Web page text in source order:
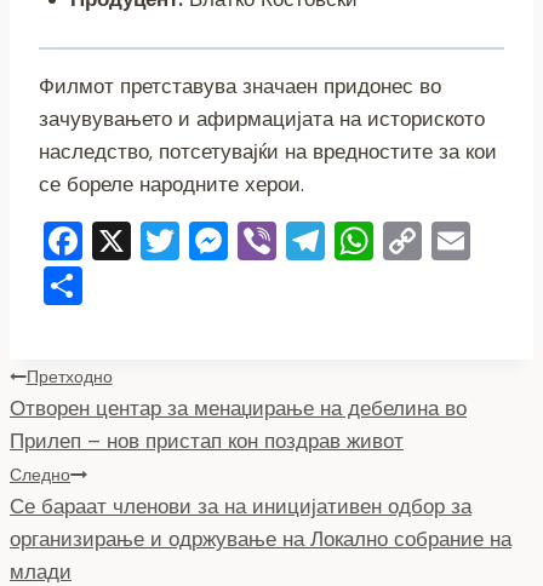
Филмот претставува значаен придонес во
зачувувањето и афирмацијата на историското
наследство, потсетувајќи на вредностите за кои
се бореле народните херои.
F
b
o
o
k
X T M
n
g
Vi T
a
m
W
A
p
C
Li
n
ar
e
Навигација
на
напис
Претходно
Отворен центар за менаџирање на дебелина во
Прилеп – нов пристап кон поздрав живот
Следно
Се бараат членови за на иницијативен одбор за
организирање и одржување на Локално собрание на
млади